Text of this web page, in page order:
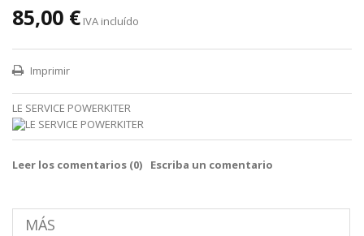
85,00 € IVA incluído
Imprimir
LE SERVICE POWERKITER
Leer los comentarios (0) Escriba un comentario
MÁS